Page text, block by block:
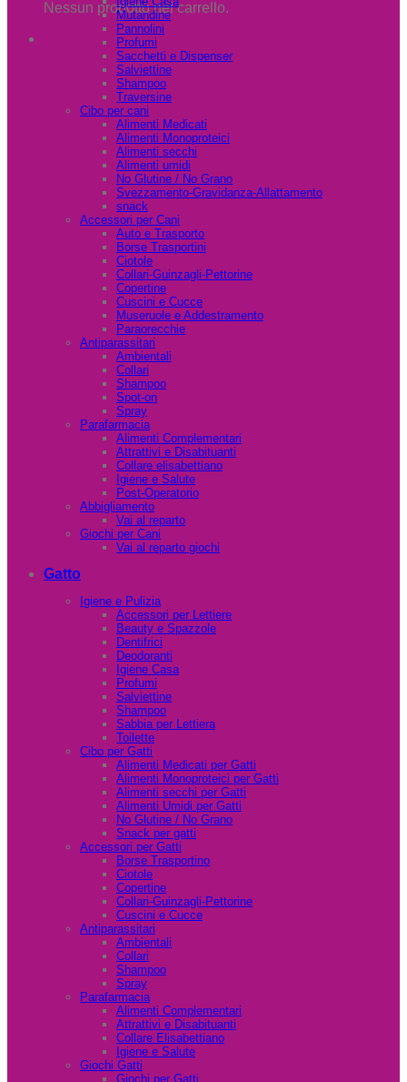
Nessun prodotto nel carrello.
Mutandine
Pannolini
Profumi
Sacchetti e Dispenser
Salviettine
Shampoo
Traversine
Cibo per cani
Alimenti Medicati
Alimenti Monoproteici
Alimenti secchi
Alimenti umidi
No Glutine / No Grano
Svezzamento-Gravidanza-Allattamento
snack
Accessori per Cani
Auto e Trasporto
Borse Trasportini
Ciotole
Collari-Guinzagli-Pettorine
Copertine
Cuscini e Cucce
Museruole e Addestramento
Paraorecchie
Antiparassitari
Ambientali
Collari
Shampoo
Spot-on
Spray
Parafarmacia
Alimenti Complementari
Attrattivi e Disabituanti
Collare elisabettiano
Igiene e Salute
Post-Operatorio
Abbigliamento
Vai al reparto
Giochi per Cani
Vai al reparto giochi
Gatto
Igiene e Pulizia
Accessori per Lettiere
Beauty e Spazzole
Dentifrici
Deodoranti
Igiene Casa
Profumi
Salviettine
Shampoo
Sabbia per Lettiera
Toilette
Cibo per Gatti
Alimenti Medicati per Gatti
Alimenti Monoproteici per Gatti
Alimenti secchi per Gatti
Alimenti Umidi per Gatti
No Glutine / No Grano
Snack per gatti
Accessori per Gatti
Borse Trasportino
Ciotole
Copertine
Collari-Guinzagli-Pettorine
Cuscini e Cucce
Antiparassitari
Ambientali
Collari
Shampoo
Spray
Parafarmacia
Alimenti Complementari
Attrattivi e Disabituanti
Collare Elisabettiano
Igiene e Salute
Giochi Gatti
Giochi per Gatti